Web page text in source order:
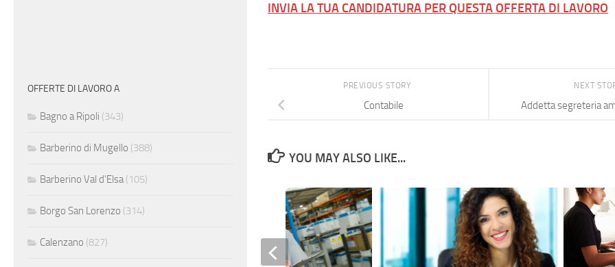
INVIA LA TUA CANDIDATURA PER QUESTA OFFERTA DI LAVORO
NEXT
Addetta segreteria
PREVIOUS STORY
Contabile
YOU MAY ALSO LIKE...
OFFERTE DI LAVORO A
Bagno a Ripoli (343)
Barberino di Mugello (388)
Barberino Val d'Elsa(105)
Borgo San Lorenzo (314)
Calenzano (827)